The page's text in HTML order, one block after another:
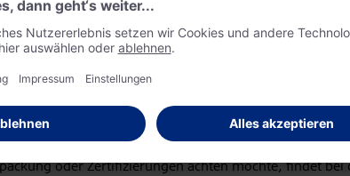
leiden an PMS, dem sogenannten
stellt sich oft die Frage, welches Periodenprodukt
oderMenstruationstassen– die Auswahl ist groß.
oder Zertifizierungen achten möchte, findet bei